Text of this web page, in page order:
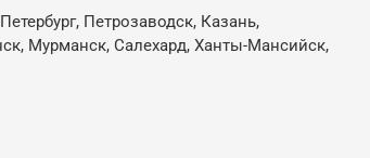
Петрозаводск, Казань,
Мурманск, Салехард, Ханты-Мансийск,